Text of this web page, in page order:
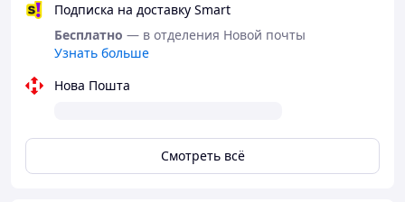
Подписка на доставку Smart
Бесплатно — в отделения Новой почты
Узнать больше
Нова Пошта
Смотреть всё